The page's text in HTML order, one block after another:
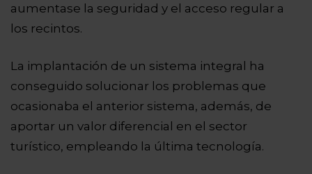
aumentase la seguridad y el acceso regular a
los recintos.
La implantación de un sistema integral ha
conseguido solucionar los problemas que
ocasionaba el anterior sistema, además, de
aportar un valor diferencial en el sector
turístico, empleando la última tecnología.